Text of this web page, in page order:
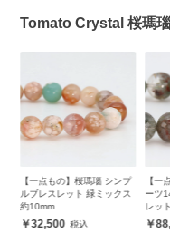
Tomato Crystal 桜瑪
【一点もの】桜瑪瑙 シンプ
ルブレスレット 緑ミックス
約10mm
32,500
【一
ーツ
レット